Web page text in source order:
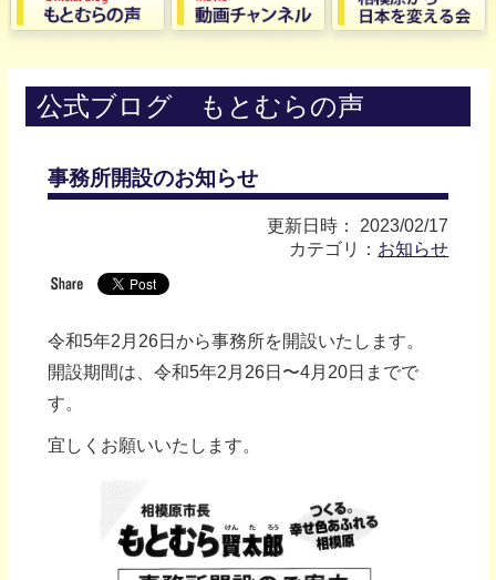
公式ブログ もとむらの声
事務所開設のお知らせ
更新日時： 2023/02/17
カテゴリ： お知らせ
令和5年2月26日から事務所を開設いたします。
開設期間は、 令和5年2月26日〜4月20日までで
す。
宜しくお願いいたします。